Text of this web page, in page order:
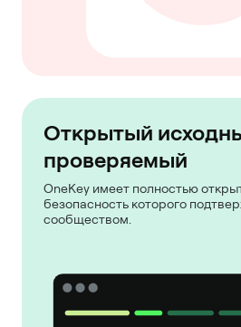
Открытый
проверяемый
OneKey имеет полностью
безопасность которого
сообществом.